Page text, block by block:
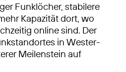
Funklöcher, stabilere
Kapazität dort, wo
online sind. Der
in Wester-
Meilenstein auf